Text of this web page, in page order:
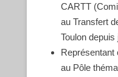
CARTT
au Transfert
Toulon
Représentant
au Pôle